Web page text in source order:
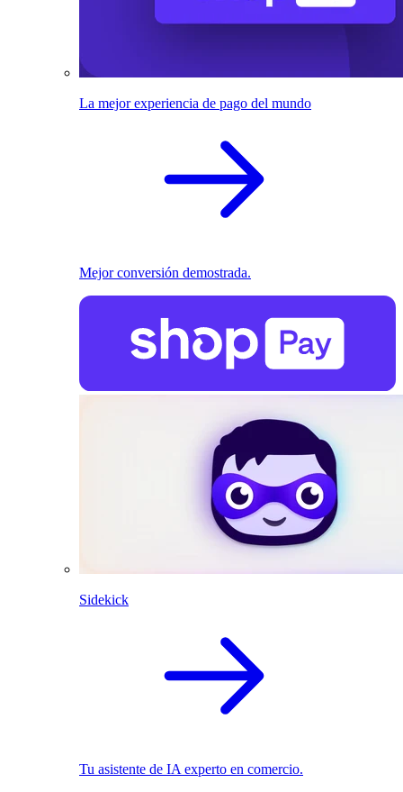
La mejor experiencia de pago del mundo
Mejor conversión demostrada.
Sidekick
Tu asistente de IA experto en comercio.